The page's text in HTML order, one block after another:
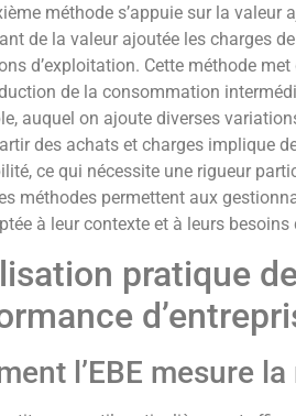
méthode s’appuie sur la valeur
de la valeur ajoutée les charges
d’exploitation. Cette méthode
de la consommation
auquel on ajoute diverses
des achats et charges implique
ce qui nécessite une rigueur
méthodes permettent aux
à leur contexte et à leurs besoins
pratique
l’EBE mesure